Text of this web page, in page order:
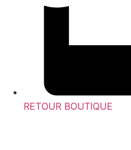
RETOUR BOUTIQUE